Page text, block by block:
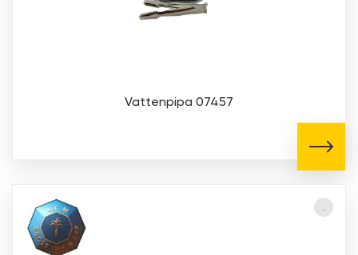
Vattenpipa 07457